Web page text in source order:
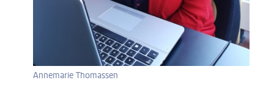
Annemarie Thomassen